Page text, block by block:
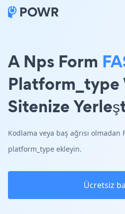
A Nps Form
Platform_type
Sitenize
Kodlama veya baş ağrısı olmadan
platform_type ekleyin.
Ücretsiz